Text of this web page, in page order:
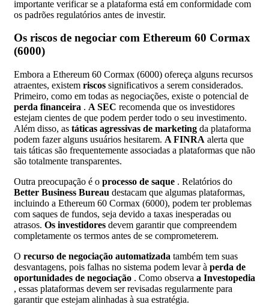
importante verificar se a plataforma está em conformidade com
os padrões regulatórios antes de investir.
Os riscos de negociar com Ethereum 60 Cormax
(6000)
Embora a Ethereum 60 Cormax (6000) ofereça alguns recursos
atraentes, existem riscos significativos a serem considerados.
Primeiro, como em todas as negociações, existe o potencial de
perda financeira . A SEC recomenda que os investidores
estejam cientes de que podem perder todo o seu investimento.
Além disso, as táticas agressivas de marketing da plataforma
podem fazer alguns usuários hesitarem. A FINRA alerta que
tais táticas são frequentemente associadas a plataformas que não
são totalmente transparentes.
Outra preocupação é o processo de saque . Relatórios do
Better Business Bureau destacam que algumas plataformas,
incluindo a Ethereum 60 Cormax (6000), podem ter problemas
com saques de fundos, seja devido a taxas inesperadas ou
atrasos. Os investidores devem garantir que compreendem
completamente os termos antes de se comprometerem.
O recurso de negociação automatizada também tem suas
desvantagens, pois falhas no sistema podem levar à perda de
oportunidades de negociação . Como observa a Investopedia
, essas plataformas devem ser revisadas regularmente para
garantir que estejam alinhadas à sua estratégia.